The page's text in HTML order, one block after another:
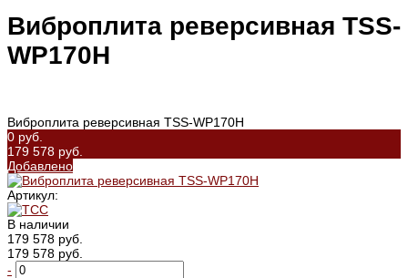
Виброплита реверсивная TSS-
WP170H
Виброплита реверсивная TSS-WP170H
0 руб.
179 578 руб.
Добавлено
Артикул:
В наличии
179 578 руб.
179 578 руб.
-